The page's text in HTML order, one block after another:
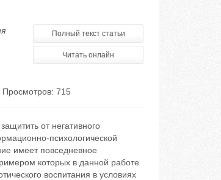
Полный текст статьи
Читать онлайн
Просмотров: 715
от негативного
психологической
имеет повседневное
которых в данной работе
воспитания в условиях